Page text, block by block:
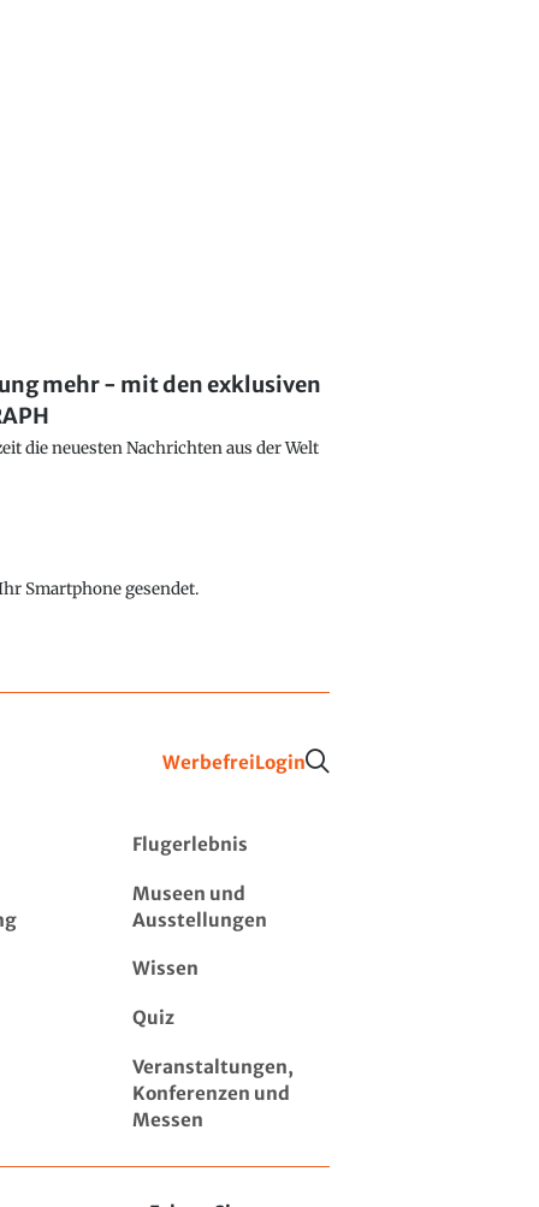
mehr - mit den exklusiven
die neuesten Nachrichten aus der Welt
Smartphone gesendet.
WerbefreiLogin
Flugerlebnis
Museen und
Ausstellungen
Wissen
Quiz
Veranstaltungen,
Konferenzen und
Messen